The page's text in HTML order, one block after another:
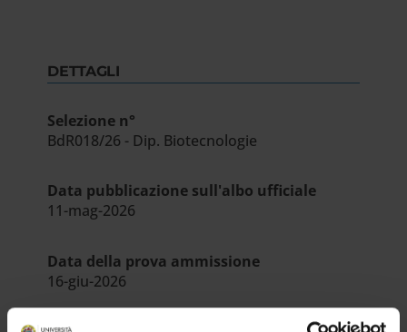
DETTAGLI
Selezione n°
BdR018/26 - Dip. Biotecnologie
Data pubblicazione sull'albo ufficiale
11-mag-2026
Data della prova ammissione
16-giu-2026